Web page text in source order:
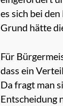
es sich bei
Grund hätte
Für
dass ein
Da fragt man
Entscheidung